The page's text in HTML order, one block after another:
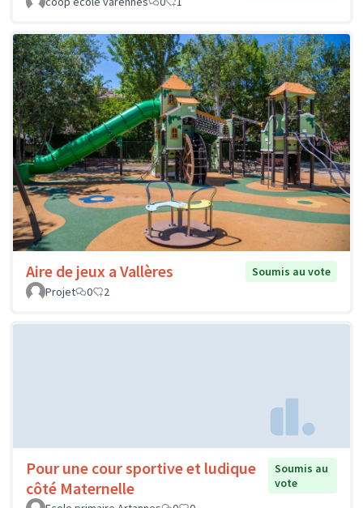
Aire de jeux a Vallères
Soumis au vote
Projet
0 2
Pour une cour sportive et ludique
côté Maternelle
Soumis au
vote